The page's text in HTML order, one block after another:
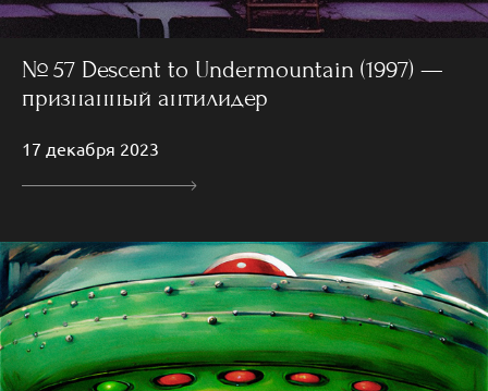
№ 57 Descent to Undermountain (1997) —
признанный антилидер
17 декабря 2023